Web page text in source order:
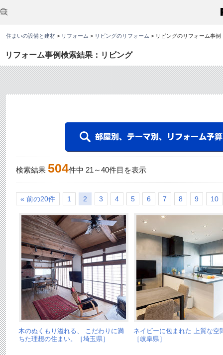
住まいの設備と建材 > リフォーム > リビングのリフォーム > リビングのリフォーム事例
リフォーム事例検索結果：リビング
こ
か
ら
文
す
検索結果 504件中 21 ～40件目を表示
« 前の20件 1 2 3 4 5 6 7 8 9 10
木のぬくもり溢れる、 こだわりに満
ちた理想の住まい。［埼玉県］
ネイビーに包まれた 上質な空
［岐阜県］